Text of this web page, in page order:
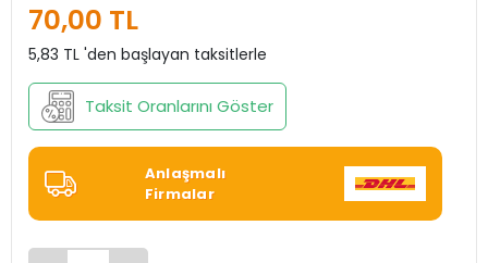
70,00 TL
5,83 TL 'den başlayan taksitlerle
Taksit Oranlarını Göster
Anlaşmalı
Firmalar